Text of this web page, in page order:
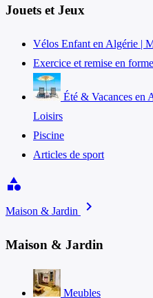
Jouets et Jeux
Vélos Enfant en Algérie |
Exercice et remise en forme
Été & Vacances en
Loisirs
Piscine
Articles de sport
category
Maison & Jardin chevron_right
Maison & Jardin
Meubles